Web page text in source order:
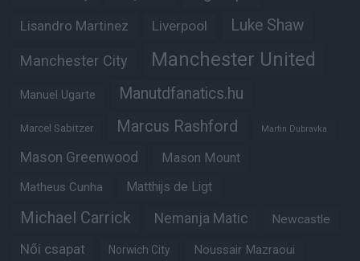
Lisandro Martinez Liverpool Luke Shaw
Manchester City Manchester United
Manuel Ugarte Manutdfanatics.hu
Marcel Sabitzer Marcus Rashford Martin Dubravka
Mason Greenwood Mason Mount
Matheus Cunha Matthijs de Ligt
Michael Carrick Nemanja Matic Newcastle
Női csapat Norwich City Noussair Mazraoui